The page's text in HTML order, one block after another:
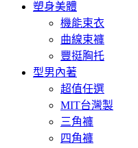
塑身美體
機能束衣
曲線束褲
豐挺胸托
型男內著
超值任選
MIT台灣製
三角褲
四角褲